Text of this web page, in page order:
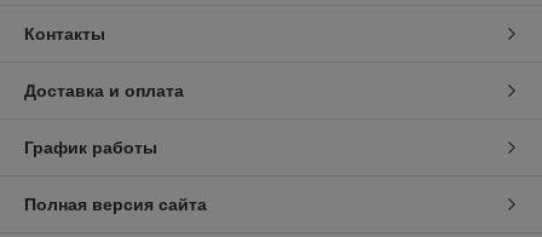
Контакты
Доставка и оплата
График работы
Полная версия сайта